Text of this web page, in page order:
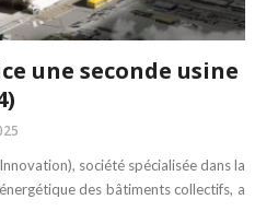
une seconde usine
société spécialisée dans la
des bâtiments collectifs, a